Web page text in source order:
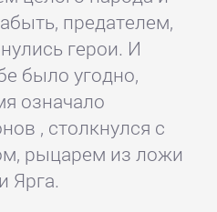
предателем,
герои. И
было угодно,
означало
, столкнулся с
рыцарем из ложи
Ярга.